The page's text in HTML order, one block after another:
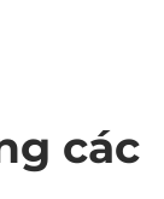
các